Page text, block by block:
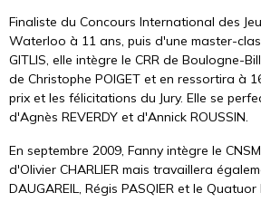
Finaliste du Concours International des
Waterloo à 11 ans, puis d'une master-
GITLIS, elle intègre le CRR de Boulogne-
de Christophe POIGET et en ressortira à
prix et les félicitations du Jury. Elle se
d'Agnès REVERDY et d'Annick ROUSSIN.
En septembre 2009, Fanny intègre le
d'Olivier CHARLIER mais travaillera
DAUGAREIL, Régis PASQIER et le Quatuor